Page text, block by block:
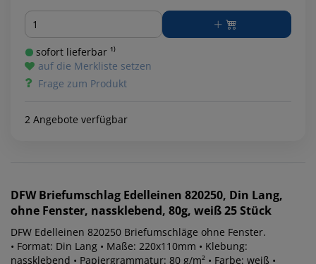
Menge
sofort lieferbar ¹⁾
auf die Merkliste setzen
Frage zum Produkt
2 Angebote verfügbar
DFW Briefumschlag Edelleinen 820250, Din Lang,
ohne Fenster, nassklebend, 80g, weiß 25 Stück
DFW Edelleinen 820250 Briefumschläge ohne Fenster.
• Format: Din Lang • Maße: 220x110mm • Klebung:
nassklebend • Papiergrammatur: 80 g/m² • Farbe: weiß •